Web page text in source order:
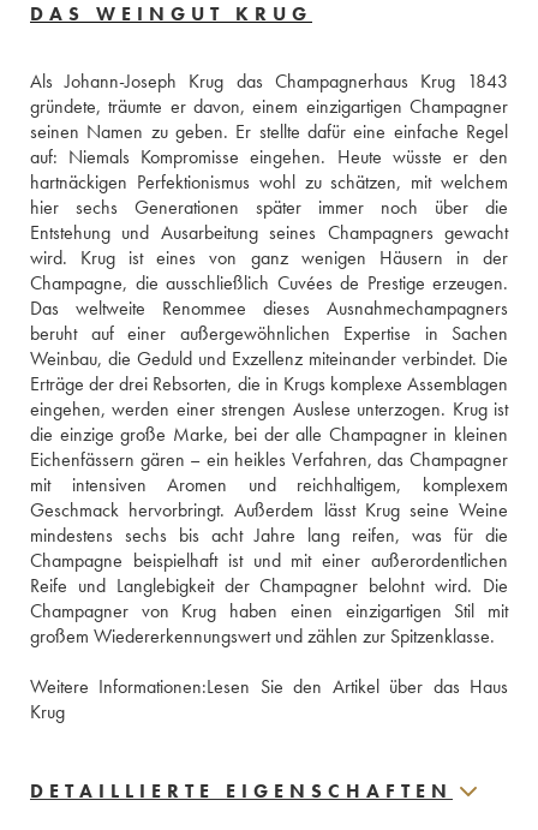
DAS WEINGUT KRUG
Als Johann-Joseph Krug das Champagnerhaus Krug 1843
gründete, träumte er davon, einem einzigartigen Champagner
seinen Namen zu geben. Er stellte dafür eine einfache Regel
auf: Niemals Kompromisse eingehen. Heute wüsste er den
hartnäckigen Perfektionismus wohl zu schätzen, mit welchem
hier sechs Generationen später immer noch über die
Entstehung und Ausarbeitung seines Champagners gewacht
wird. Krug ist eines von ganz wenigen Häusern in der
Champagne, die ausschließlich Cuvées de Prestige erzeugen.
Das weltweite Renommee dieses Ausnahmechampagners
beruht auf einer außergewöhnlichen Expertise in Sachen
Weinbau, die Geduld und Exzellenz miteinander verbindet. Die
Erträge der drei Rebsorten, die in Krugs komplexe Assemblagen
eingehen, werden einer strengen Auslese unterzogen. Krug ist
die einzige große Marke, bei der alle Champagner in kleinen
Eichenfässern gären – ein heikles Verfahren, das Champagner
mit intensiven Aromen und reichhaltigem, komplexem
Geschmack hervorbringt. Außerdem lässt Krug seine Weine
mindestens sechs bis acht Jahre lang reifen, was für die
Champagne beispielhaft ist und mit einer außerordentlichen
Reife und Langlebigkeit der Champagner belohnt wird. Die
Champagner von Krug haben einen einzigartigen Stil mit
großem Wiedererkennungswert und zählen zur Spitzenklasse.
Weitere Informationen:Lesen Sie den Artikel über das Haus
Krug
DETAILLIERTE EIGENSCHAFTEN